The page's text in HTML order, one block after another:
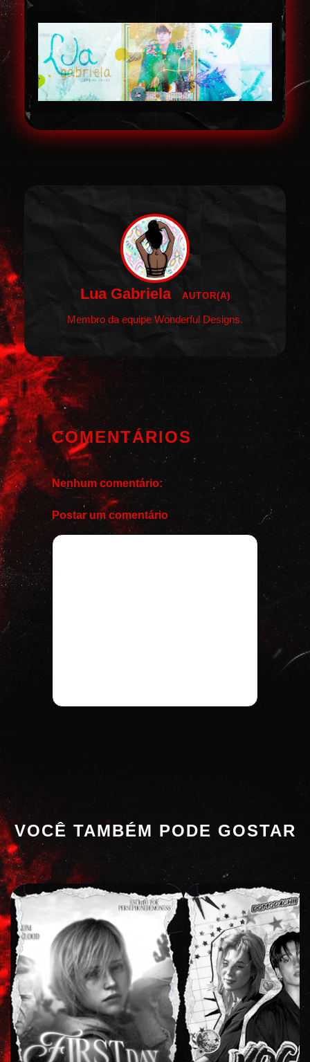
Lua Gabriela AUTOR(A)
Membro da equipe Wonderful Designs.
COMENTÁRIOS
Nenhum comentário:
Postar um comentário
VOCÊ TAMBÉM PODE GOSTAR